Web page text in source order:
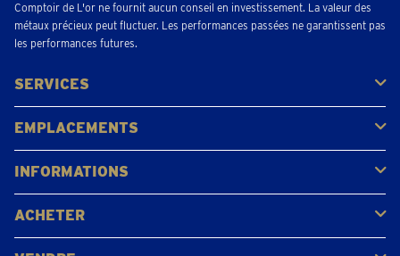
Comptoir de L'or ne fournit aucun conseil en investissement. La valeur des
métaux précieux peut fluctuer. Les performances passées ne garantissent pas
les performances futures.
SERVICES
Acheter
Vendre
Vente aux enchères
EMPLACEMENTS
Gerpinnes
Liège
Namur
Waterloo
Woluwe-Saint-Lambert
Voir tous les emplacements
INFORMATIONS
FAQ
Avis clients
ACHETER
Acheter de l'or
Acheter des pièces
Acheter de l'argent